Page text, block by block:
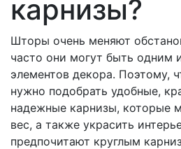
карнизы?
Шторы очень меняют
часто они могут быть одним
элементов декора. Поэтому,
нужно подобрать удобные,
надежные карнизы, которые
вес, а также украсить
предпочитают круглым